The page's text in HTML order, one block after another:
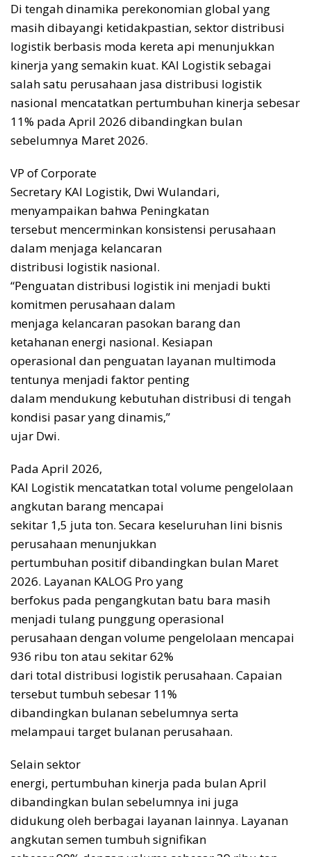
Di tengah dinamika perekonomian global yang
masih dibayangi ketidakpastian, sektor distribusi
logistik berbasis moda kereta api menunjukkan
kinerja yang semakin kuat. KAI Logistik sebagai
salah satu perusahaan jasa distribusi logistik
nasional mencatatkan pertumbuhan kinerja sebesar
11% pada April 2026 dibandingkan bulan
sebelumnya Maret 2026.
VP of Corporate
Secretary KAI Logistik, Dwi Wulandari,
menyampaikan bahwa Peningkatan
tersebut mencerminkan konsistensi perusahaan
dalam menjaga kelancaran
distribusi logistik nasional.
“Penguatan distribusi logistik ini menjadi bukti
komitmen perusahaan dalam
menjaga kelancaran pasokan barang dan
ketahanan energi nasional. Kesiapan
operasional dan penguatan layanan multimoda
tentunya menjadi faktor penting
dalam mendukung kebutuhan distribusi di tengah
kondisi pasar yang dinamis,”
ujar Dwi.
Pada April 2026,
KAI Logistik mencatatkan total volume pengelolaan
angkutan barang mencapai
sekitar 1,5 juta ton. Secara keseluruhan lini bisnis
perusahaan menunjukkan
pertumbuhan positif dibandingkan bulan Maret
2026. Layanan KALOG Pro yang
berfokus pada pengangkutan batu bara masih
menjadi tulang punggung operasional
perusahaan dengan volume pengelolaan mencapai
936 ribu ton atau sekitar 62%
dari total distribusi logistik perusahaan. Capaian
tersebut tumbuh sebesar 11%
dibandingkan bulanan sebelumnya serta
melampaui target bulanan perusahaan.
Selain sektor
energi, pertumbuhan kinerja pada bulan April
dibandingkan bulan sebelumnya ini juga
didukung oleh berbagai layanan lainnya. Layanan
angkutan semen tumbuh signifikan